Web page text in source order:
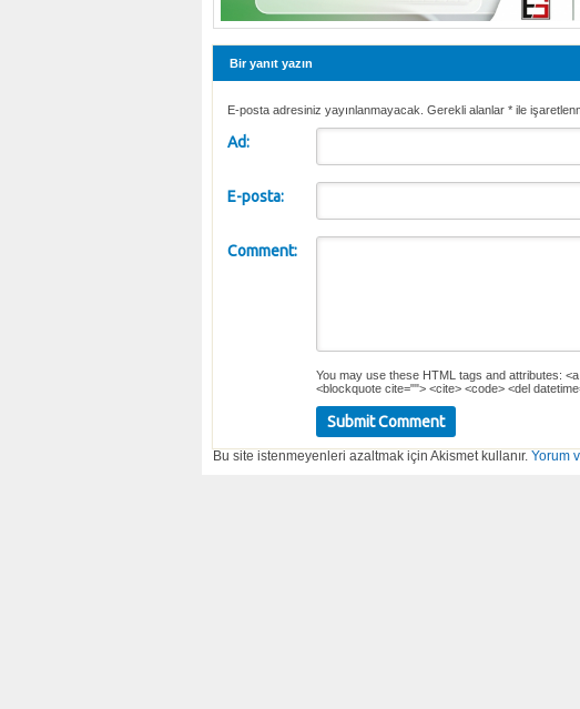
Bir yanıt yazın
E-posta adresiniz yayınlanmayacak. Gerekli alanlar * ile
Ad:
E-posta:
Comment:
You may use these HTML tags and attributes:
<blockquote cite=""> <cite> <code> <del
Bu site istenmeyenleri azaltmak için Akismet kullanır. Yorum